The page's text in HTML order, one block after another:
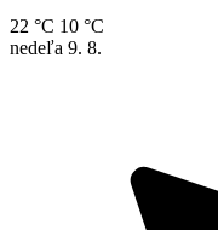
22 °C 10 °C
nedeľa 9. 8.